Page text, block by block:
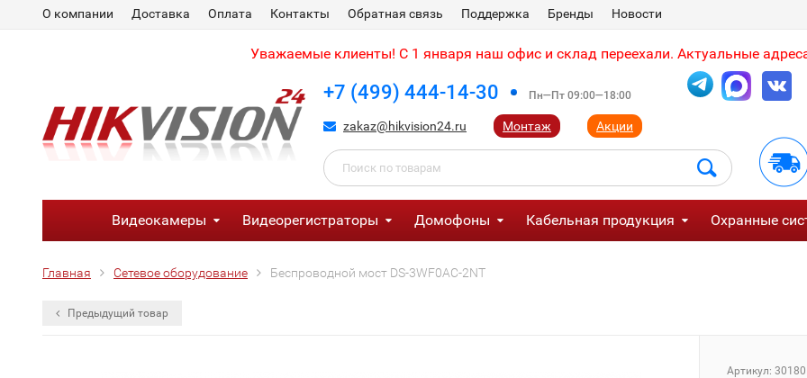
О компании Доставка Оплата Контакты Обратная связь Поддержка Бренды Новости
Уважаемые клиенты! С 1 января наш офис и склад переехали. Актуальные
+7 (499) 444-14-30 Пн—Пт 09:00—18:00
zakaz@hikvision24.ru Монтаж Акции
Видеокамеры Видеорегистраторы Домофоны Кабельная продукция Охранные
Главная Сетевое оборудование Беспроводной мост DS-3WF0AC-2NT
Предыдущий товар
Артикул: